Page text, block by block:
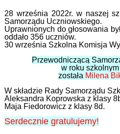
28 września 2022r. w naszej
Samorządu Uczniowskiego.
Uprawnionych do głosowania
oddało 356 uczniów.
30 września Szkolna Komisja
Przewodniczącą
w roku
została Milena
W składzie Rady Samorządu
Aleksandra Koprowska z klasy
Maja Fiedorowicz z klasy 8d.
Serdecznie gratulujemy!